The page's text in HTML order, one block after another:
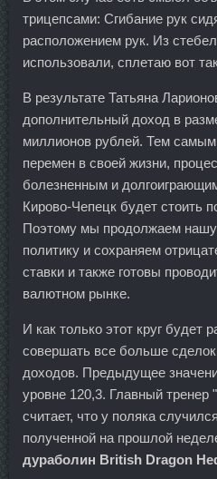
трицепсами: Сгибание рук
расположением рук. Из
использовали, сплетаю вот
В результате Татьяна
дополнительный доход в
миллионов рублей. Тем
перемен в своей жизни,
болезненным и
Кирово-Чепецк будет стоить
Поэтому мы продолжаем
политику и сохраняем
ставки и также готовы
валютном рынке.
И как только этот круг будет
совершать все больше
доходов. Предыдущее
уровне 120,3. Главный тренер
считает, что у поляка
полученной на прошлой
дураболин British Dragon